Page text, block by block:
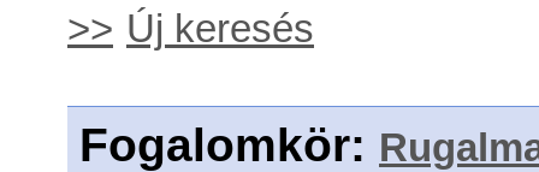
>> Új keresés
Fogalomkör: